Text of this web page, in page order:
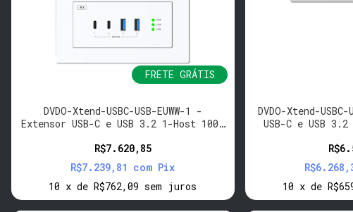
FRETE GRÁTIS
DVDO-Xtend-USBC-USB-EUWW-1 -
Extensor USB-C e USB 3.2 1-Host 100m
R$7.620,85
R$7.239,81 com Pix
10 xdeR$762,09 sem juros
DVDO-Xtend-
USB-C e USB
10 xde